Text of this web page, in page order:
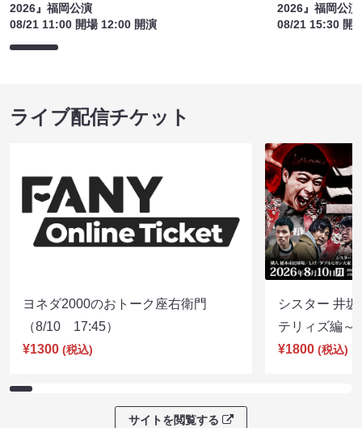
2026』福岡公演
08/21 11:00 開場 12:00 開演
2026』福岡公演
08/21 15:30 開
ライブ配信チケット
ヨネダ2000のおトーク座右衛門
（8/10 17:45）
¥1300 (税込)
シスター 井
テリィズ編
¥1800 (税込)
サイトを閲覧する